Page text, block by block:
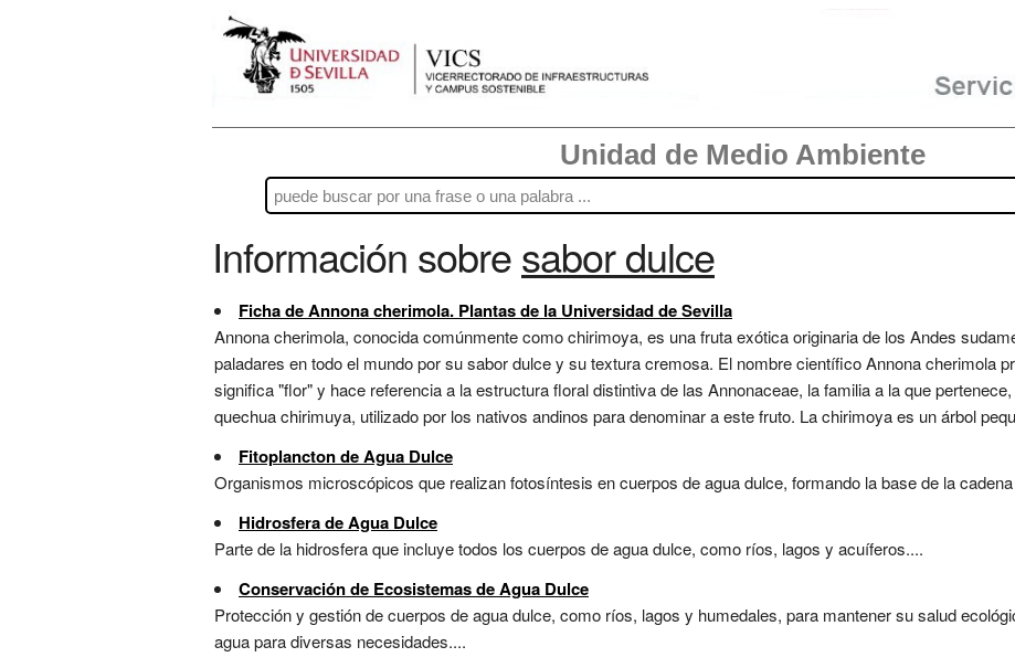
Unidad de Medio Ambiente
Información sobresabor dulce
Ficha de Annona cherimola. Plantas de la Universidad de Sevilla
Annona cherimola, conocida comúnmente como chirimoya, es una fruta exótica originaria de los Andes
paladares en todo el mundo por su sabor dulce y su textura cremosa. El nombre científico Annona cherimola
significa "flor" y hace referencia a la estructura floral distintiva de las Annonaceae, la familia a la que
quechua chirimuya, utilizado por los nativos andinos para denominar a este fruto. La chirimoya es un árbol
Fitoplancton de Agua Dulce
Organismos microscópicos que realizan fotosíntesis en cuerpos de agua dulce, formando la base de la
Hidrosfera de Agua Dulce
Parte de la hidrosfera que incluye todos los cuerpos de agua dulce, como ríos, lagos y acuíferos....
Conservación de Ecosistemas de Agua Dulce
Protección y gestión de cuerpos de agua dulce, como ríos, lagos y humedales, para mantener su salud
agua para diversas necesidades....